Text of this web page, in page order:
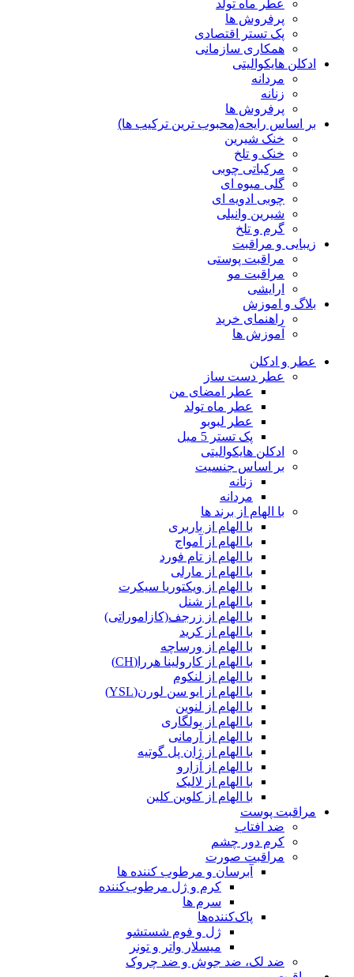
عطر ماه تولد
پرفروش ها
پک تستر اقتصادی
همکاری سازمانی
ادکلن هایکوالیتی
مردانه
زنانه
پرفروش ها
بر اساس رایحه(محبوب ترین ترکیب ها)
خنک شیرین
خنک و تلخ
مرکباتی چوبی
گلی میوه ای
چوبی ادویه ای
شیرین وانیلی
گرم و تلخ
زیبایی و مراقبت
مراقبت پوستی
مراقبت مو
ارایشی
بلاگ و اموزش
راهنمای خرید
آموزش ها
عطر و ادکلن
عطر دست ساز
عطر امضای من
عطر ماه تولد
عطر لبوبو
پک تستر 5 میل
ادکلن هایکوالیتی
بر اساس جنسیت
زنانه
مردانه
با الهام از برند ها
با الهام از باربری
با الهام از آمواج
با الهام از تام فورد
با الهام از مارلی
با الهام از ویکتوریا سیکرت
با الهام از شنل
با الهام از زرجف(کازاموراتی)
با الهام از کرید
با الهام از ورساچه
با الهام از کارولینا هررا(CH)
با الهام از لنکوم
با الهام از ایو سن لورن(YSL)
با الهام از لنوین
با الهام از بولگاری
با الهام از آرمانی
با الهام از ژان پل گوتیه
با الهام از آزارو
با الهام از لالیک
با الهام از کلوین کلین
مراقبت پوست
ضد افتاب
کرم دور چشم
مراقبت صورت
آبرسان و مرطوب کننده ها
کرم و ژل مرطوب‌کننده
سرم ها
پاک‌کننده‌ها
ژل و فوم شستشو
میسلار واتر و تونر
ضد لک، ضد جوش و ضد چروک